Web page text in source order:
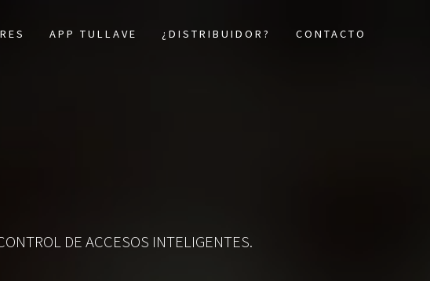
APP TULLAVE ¿DISTRIBUIDOR? CONTACTO
DE ACCESOS INTELIGENTES.